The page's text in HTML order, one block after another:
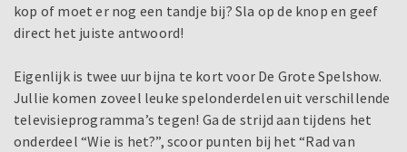
kop of moet er nog een tandje bij? Sla op de knop en geef
direct het juiste antwoord!
Eigenlijk is twee uur bijna te kort voor De Grote Spelshow.
Jullie komen zoveel leuke spelonderdelen uit verschillende
televisieprogramma’s tegen! Ga de strijd aan tijdens het
onderdeel “Wie is het?”, scoor punten bij het “Rad van